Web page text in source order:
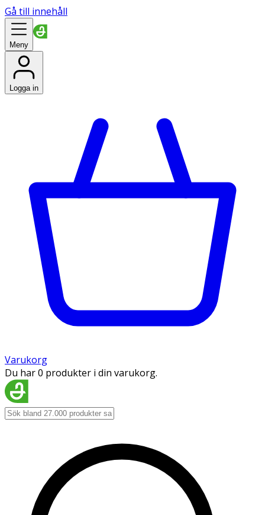
Gå till innehåll
Meny
Logga in
Varukorg
Du har 0 produkter i din varukorg.